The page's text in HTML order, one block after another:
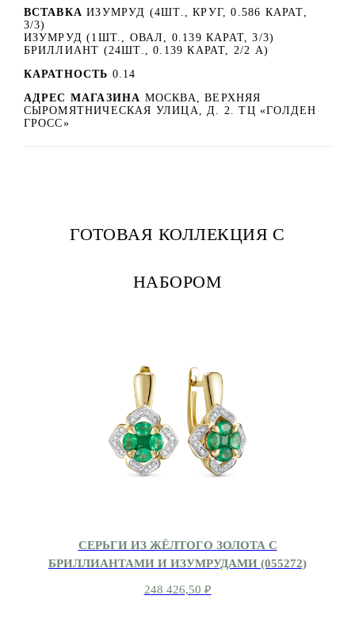
ВСТАВКА ИЗУМРУД (4ШТ., КРУГ, 0.586 КАРАТ,
3/3)
ИЗУМРУД (1ШТ., ОВАЛ, 0.139 КАРАТ, 3/3)
БРИЛЛИАНТ (24ШТ., 0.139 КАРАТ, 2/2 А)
КАРАТНОСТЬ 0.14
АДРЕС МАГАЗИНА МОСКВА, ВЕРХНЯЯ
СЫРОМЯТНИЧЕСКАЯ УЛИЦА, Д. 2. ТЦ «ГОЛДЕН
ГРОСС»
ГОТОВАЯ КОЛЛЕКЦИЯ С
НАБОРОМ
СЕРЬГИ ИЗ ЖЁЛТОГО ЗОЛОТА С
БРИЛЛИАНТАМИ И ИЗУМРУДАМИ (055272)
248 426,50 ₽